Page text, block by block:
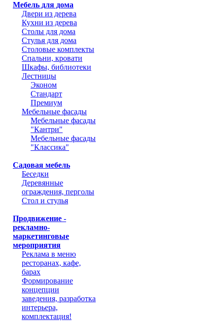
Мебель для дома
Двери из дерева
Кухни из дерева
Столы для дома
Стулья для дома
Столовые комплекты
Спальни, кровати
Шкафы, библиотеки
Лестницы
Эконом
Стандарт
Премиум
Мебельные фасады
Мебельные фасады
"Кантри"
Мебельные фасады
"Классика"
Садовая мебель
Беседки
Деревянные
ограждения, перголы
Стол и стулья
Продвижение -
рекламно-
маркетинговые
мероприятия
Реклама в меню
ресторанах, кафе,
барах
Формирование
концепции
заведения, разработка
интерьера,
комплектация!